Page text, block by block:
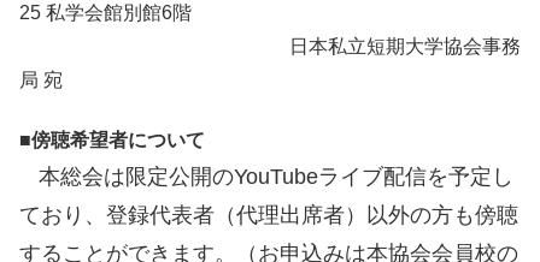
25 私学会館別館6階
日本私立短期大学協会事務
局 宛
■傍聴希望者について
本総会は限定公開のYouTubeライブ配信を予定し
ており、登録代表者（代理出席者）以外の方も傍聴
することができます。（お申込みは本協会会員校の